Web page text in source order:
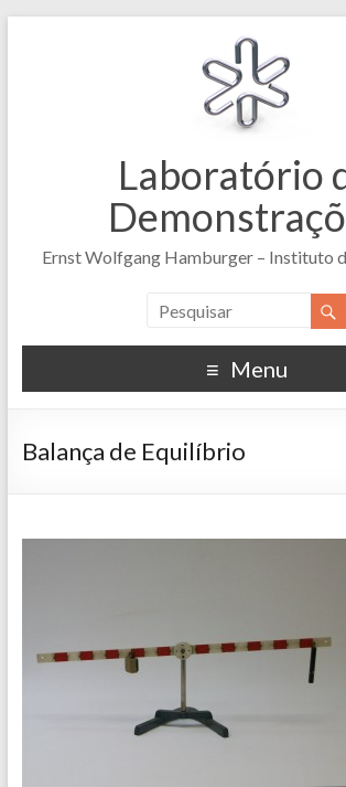
Laboratório
Ernst Wolfgang Hamburger – Instituto
Menu
Balança de Equilíbrio